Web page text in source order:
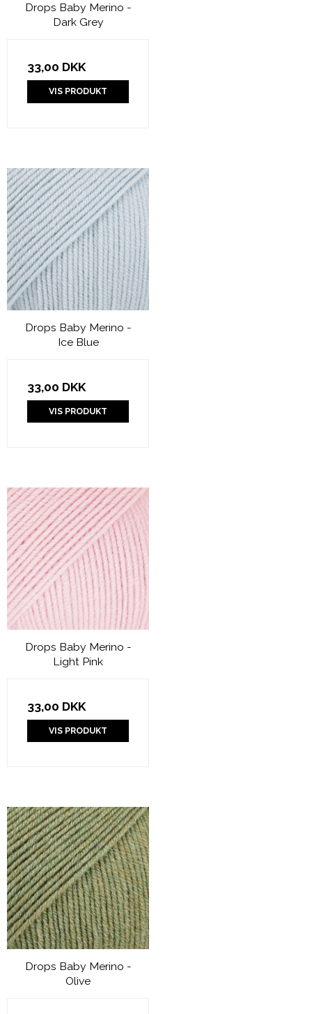
Drops Baby Merino -
Dark Grey
33,00 DKK
VIS PRODUKT
Drops Baby Merino -
Ice Blue
33,00 DKK
VIS PRODUKT
Drops Baby Merino -
Light Pink
33,00 DKK
VIS PRODUKT
Drops Baby Merino -
Olive